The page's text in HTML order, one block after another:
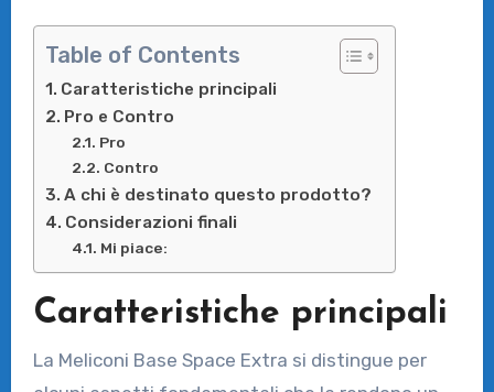
Table of Contents
Caratteristiche principali
Pro e Contro
Pro
Contro
A chi è destinato questo prodotto?
Considerazioni finali
Mi piace:
Caratteristiche principali
La Meliconi Base Space Extra si distingue per